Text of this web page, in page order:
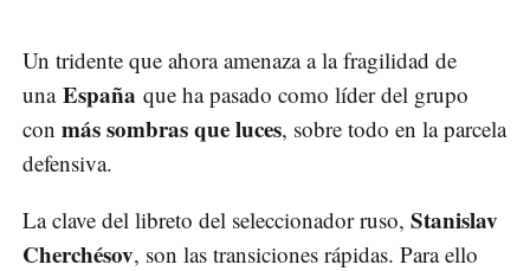
Un tridente que ahora amenaza a la fragilidad de
una España que ha pasado como líder del grupo
con más sombras que luces, sobre todo en la parcela
defensiva.
La clave del libreto del seleccionador ruso, Stanislav
Cherchésov, son las transiciones rápidas. Para ello